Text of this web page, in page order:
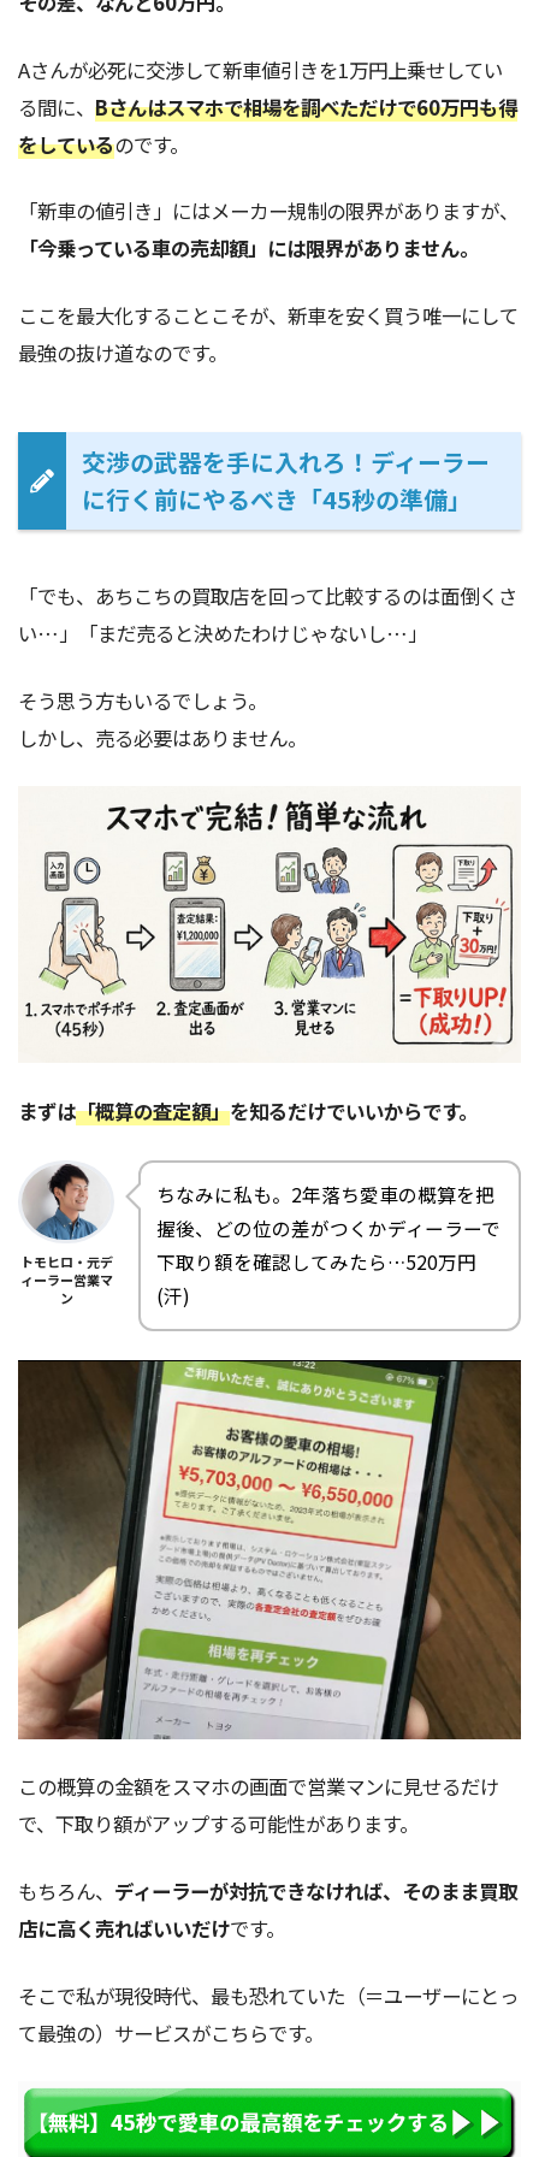
Aさんが必死に交渉して新車値引きを1万円上乗せしてい
る間に、 Bさんはスマホで相場を調べただけで60万円も得
をしているのです。
「新車の値引き」にはメーカー規制の限界がありますが、
「今乗っている車の売却額」には限界がありません。
ここを最大化することこそが、新車を安く買う唯一にして
最強の抜け道なのです。
交渉の武器を手に入れろ！ディーラー
に行く前にやるべき「45秒の準備」
「でも、あちこちの買取店を回って比較するのは面倒くさ
い…」「まだ売ると決めたわけじゃないし…」
そう思う方もいるでしょう。
しかし、売る必要はありません。
まずは「概算の査定額」を知るだけでいいからです。
トモヒロ・元デ
ィーラー営業マ
ン
ちなみに私も。2年落ち愛車の概算を把
握後、どの位の差がつくかディーラーで
下取り額を確認してみたら…520万円
(汗)
この概算の金額をスマホの画面で営業マンに見せるだけ
で、下取り額がアップする可能性があります。
もちろん、 ディーラーが対抗できなければ、そのまま買取
店に高く売ればいいだけです。
そこで私が現役時代、最も恐れていた（＝ユーザーにとっ
て最強の）サービスがこちらです。